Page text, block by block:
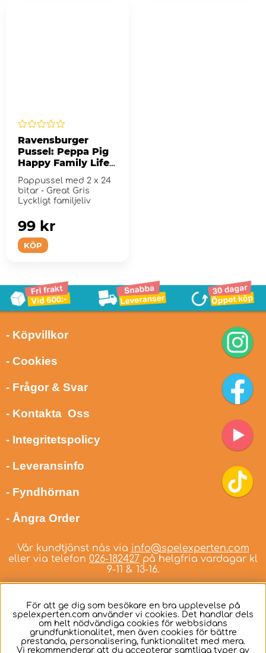
Ravensburger
Pussel: Peppa Pig
Happy Family Life
2x24 Bitar
Pappussel med 2 x 24
bitar - Great Gris
Lyckligt familjeliv
KÖP
99 kr
- Köpvillkor
- Cookies
- Frågor & Svar
- Kontakta Oss
- Integritetspolicy
- Leveransinfo
- Fyndhörnan
- Ångra Order
Vår kundtjänst nås via info@spelexperten.com
eller via telefon 026-182427 på helgfria vardagar kl
9-11 & 13-16.
Svenska
För att ge dig som besökare en bra upplevelse på
spelexperten.com använder vi cookies. Det handlar dels
om helt nödvändiga cookies för webbsidans
grundfunktionalitet, men även cookies för bättre
prestanda, personalisering, funktionalitet med mera.
Vi rekommenderar att du accepterar samtliga typer av